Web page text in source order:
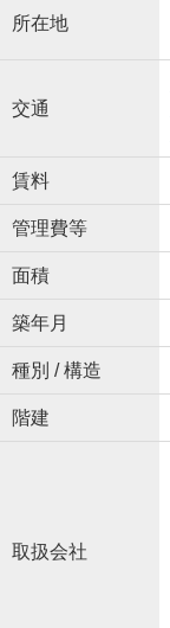
所在地
交通
賃料
管理費等
面積
築年月
種別 / 構造
階建
取扱会社